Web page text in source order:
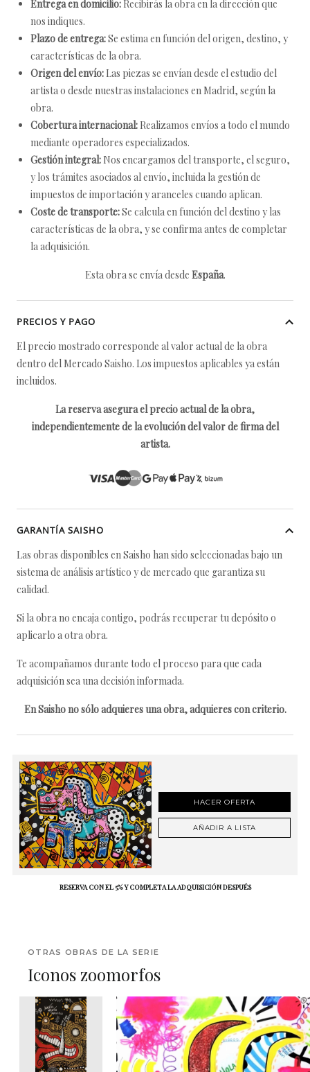
Entrega en domicilio: Recibirás la obra en la dirección que
nos indiques.
Plazo de entrega:Se estima en función del origen, destino, y
características de la obra.
Origen del envío: Las piezas se envían desde el estudio del
artista o desde nuestras instalaciones en Madrid, según la
obra.
Cobertura internacional: Realizamos envíos a todo el mundo
mediante operadores especializados.
Gestión integral: Nos encargamos del transporte, el seguro,
y los trámites asociados al envío, incluida la gestión de
impuestos de importación y aranceles cuando aplican.
Coste de transporte:Se calcula en función del destino y las
características de la obra, y se confirma antes de completar
la adquisición.
Esta obra se envía desde España.
PRECIOS Y PAGO
El precio mostrado corresponde al valor actual de la obra
dentro del Mercado Saisho. Los impuestos aplicables ya están
incluidos.
La reserva asegura el precio actual de la obra,
independientemente de la evolución del valor de firma del
artista.
GARANTÍA SAISHO
Las obras disponibles en Saisho han sido seleccionadas bajo un
sistema de análisis artístico y de mercado que garantiza su
calidad.
Si la obra no encaja contigo, podrás recuperar tu depósito o
aplicarlo a otra obra.
Te acompañamos durante todo el proceso para que cada
adquisición sea una decisión informada.
En Saisho no sólo adquieres una obra, adquieres con criterio.
HACER OFERTA
AÑADIR A LISTA
RESERVA CON EL 5% Y COMPLETA LA ADQUISICIÓN DESPUÉS
OTRAS OBRAS DE LA SERIE
Iconos zoomorfos